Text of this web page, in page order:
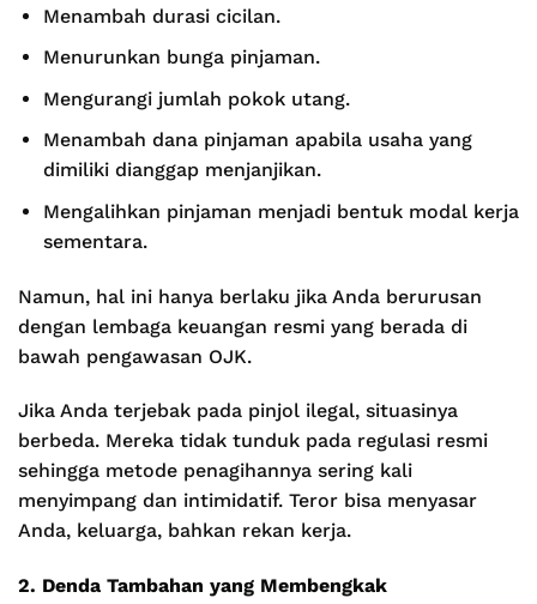
Menambah durasi cicilan.
Menurunkan bunga pinjaman.
Mengurangi jumlah pokok utang.
Menambah dana pinjaman apabila usaha yang
dimiliki dianggap menjanjikan.
Mengalihkan pinjaman menjadi bentuk modal kerja
sementara.
Namun, hal ini hanya berlaku jika Anda berurusan
dengan lembaga keuangan resmi yang berada di
bawah pengawasan OJK.
Jika Anda terjebak pada pinjol ilegal, situasinya
berbeda. Mereka tidak tunduk pada regulasi resmi
sehingga metode penagihannya sering kali
menyimpang dan intimidatif. Teror bisa menyasar
Anda, keluarga, bahkan rekan kerja.
2. Denda Tambahan yang Membengkak